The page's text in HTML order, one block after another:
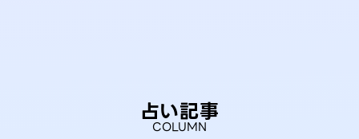
占い記事
COLUMN